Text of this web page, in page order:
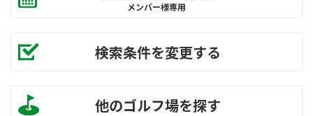
メンバー様専用
検索条件を変更する
他のゴルフ場を探す